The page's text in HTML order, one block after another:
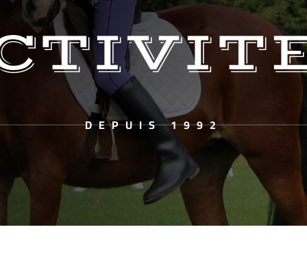
DEPUIS 1992